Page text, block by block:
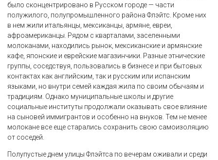
было сконцентрировано в Русском городе — части
полужилого, полупромышленного района Флэйтс. Кроме них
в нем жили итальянцы, мексиканцы, армяне, евреи,
афроамериканцы. Рядом с кварталами, заселенными
молоканами, находились рынок, мексиканские и армянские
кафе, японские и еврейские магазинчики. Разные этнические
группы, соседствуя, пользовались в бизнесе и при бытовых
контактах как английским, так и русским или испанским
языками, но внутри семей каждая жила по своим обычаям и
традициям. Однако муниципальные школы и другие
социальные институты продолжали оказывать свое влияние
на сыновей иммигрантов и особенно на внуков. Тем не менее
молокане все еще старались сохранить свою самоизоляцию
от соседей.
Полупустые днем улицы Флэйтса по вечерам оживали и среди